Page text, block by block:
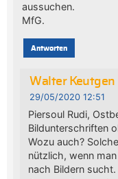
aussuchen.
MfG.
Antworten
Walter Keutgen
29/05/2020 12:51
Piersoul Rudi,
Bildunterschriften
Wozu auch?
nützlich, wenn
nach Bildern